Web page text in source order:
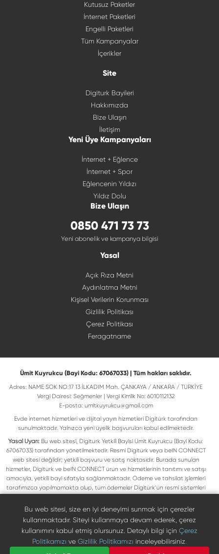
Kutusuz Paketler
İnternet Paketleri
Engelli Paketleri
Tüm Kampanyalar
İçerikler
Site
Digiturk Bayileri
Hakkımızda
Bize Ulaşın
İletişim
Yeni Üye Kampanyaları
İnternet + Eğlence
İnternet + Spor
Eğlencenin Yıldızı
Yıldız Dolu
Bize Ulaşın
0850 471 73 73
Yeni abonelik ve kampanya bilgisi
Yasal
Açık Rıza Metni
Aydınlatma Metni
Kişisel Verilerin Korunması
Gizlilik Politikası
Çerez Politikası
Feragatname
Ümit Kuyrukcu (Bayi Kodu: 67067033) | Tüm hakları saklıdır.
Adres: NAME SOK NO:17 13 İLKADIM Mah. ÇANKAYA / ANKARA / TÜRKİYE
Vergi Dairesi: Seğmenler | Vergi Kimlik No: 6010112132
E-posta: umitkuyrukcu@gmail.com
Evde internet hizmetleri ve dijital yayın hizmetleri Digitürk tarafından
sunulmaktadır. Yalnızca yeni üyelik başvuruları kabul edilmektedir.
Yasal Uyarı: Bu web sitesi, Digiturk Yetkili Bayisi Ümit Kuyrukcu (Bayi Kodu:
67067033) tarafından yönetilmektedir. Resmi Digitürk veya beIN CONNECT
web sitesi değildir; yetkili başvuru ve satış noktasıdır. Burada sunulan
hizmetler, Digitürk ve beIN CONNECT ürün ve hizmetlerinin tanıtımı ve satışı
amacıyla, yetkili bayi sıfatıyla sağlanmaktadır. Ödeme ve tahsilat işlemleri
tarafımızca yapılmamakta olup, tüm ödemeler Digitürk’ün resmi sistemleri
ilgili hak sahiplerine ait olup yasal koruma altındadır. Bu markalar, yalnızca
marka sahiplerinin kullanım koşullarına uygun şekilde kullanılmaktadır. Digitürk
veya beIN CONNECT’in resmi web sitelerine ulaşmak için ilgili markaların
doğrudan resmi kanallarını ziyaret edebilirsiniz.
Digiturk resmî bayi listesinde doğrulayın
Bu web sitesi, size en iyi deneyimi sunmak için çerezler
kullanmaktadır. Siteyi kullanmaya devam ederek, çerez
kullanımını kabul etmiş olursunuz. Detaylı bilgi için Çerez
Politikamızı ve Gizlilik Politikamızı inceleyebilirsiniz.